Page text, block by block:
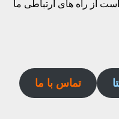
از راه های ارتباطی ما
تماس با ما